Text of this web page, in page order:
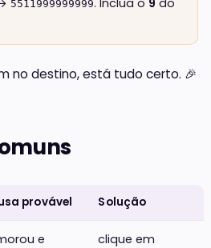
5511999999999
no destino, está tudo certo. 🎉
provável Solução
e
clique em